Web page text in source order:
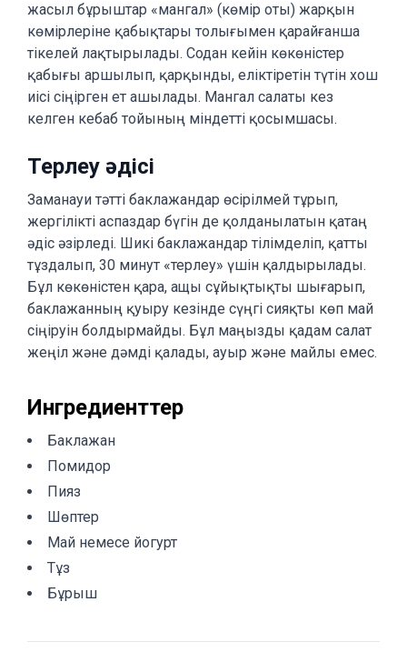
жасыл бұрыштар «мангал» (көмір оты) жарқын
көмірлеріне қабықтары толығымен қарайғанша
тікелей лақтырылады. Содан кейін көкөністер
қабығы аршылып, қарқынды, еліктіретін түтін хош
иісі сіңірген ет ашылады. Мангал салаты кез
келген кебаб тойының міндетті қосымшасы.
Терлеу әдісі
Заманауи тәтті баклажандар өсірілмей тұрып,
жергілікті аспаздар бүгін де қолданылатын қатаң
әдіс әзірледі. Шикі баклажандар тілімделіп, қатты
тұздалып, 30 минут «терлеу» үшін қалдырылады.
Бұл көкөністен қара, ащы сұйықтықты шығарып,
баклажанның қуыру кезінде сүңгі сияқты көп май
сіңіруін болдырмайды. Бұл маңызды қадам салат
жеңіл және дәмді қалады, ауыр және майлы емес.
Ингредиенттер
Баклажан
Помидор
Пияз
Шөптер
Май немесе йогурт
Тұз
Бұрыш